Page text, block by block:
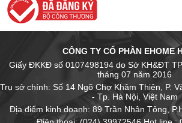
CÔNG TY CỔ PHẦN EHOME
Giấy ĐKKĐ số 0107498194 do Sở KH&ĐT
tháng 07 năm 2016
Trụ sở chính: Số 14 Ngõ Chợ Khâm Thiên, P.
- Tp. Hà Nội, Việt Nam
Địa điểm kinh doanh: 89 Trần Nhân Tông,